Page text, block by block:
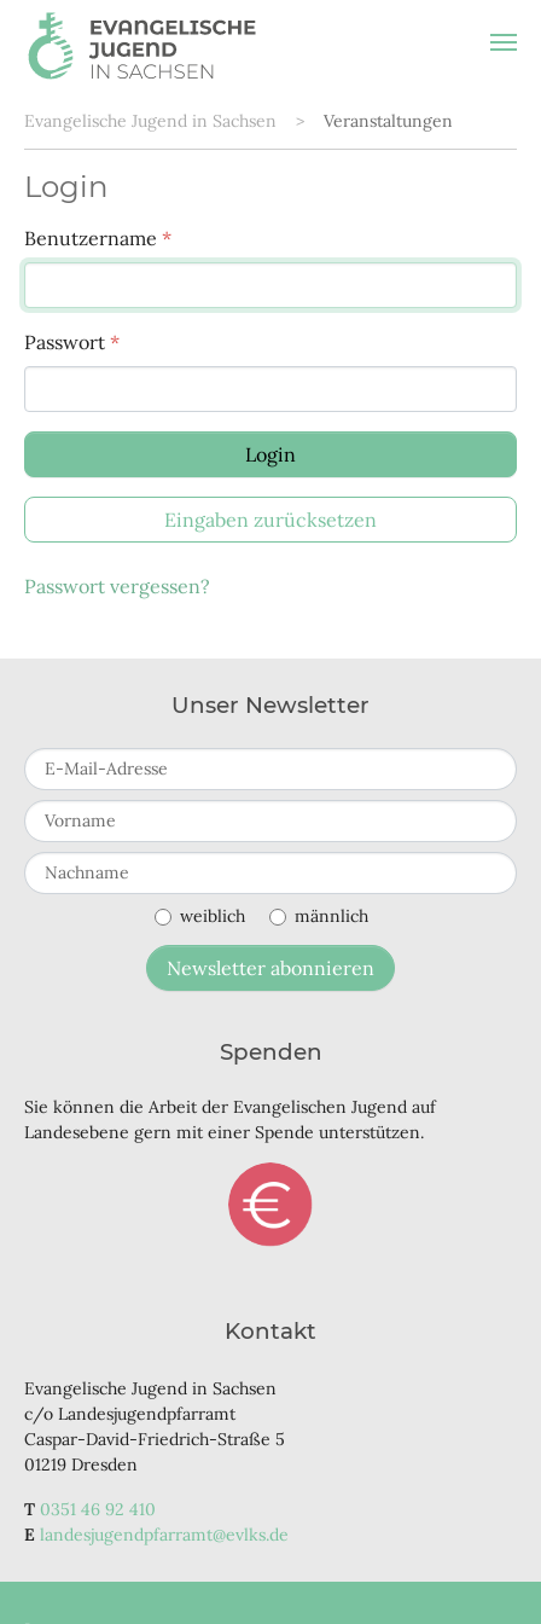
Sie sind hier:
Evangelische Jugend in Sachsen Veranstaltungen
Login
Benutzername *
Passwort *
Login
Eingaben zurücksetzen
Passwort vergessen?
Unser Newsletter
weiblich männlich
Newsletter abonnieren
Spenden
Sie können die Arbeit der Evangelischen Jugend auf
Landesebene gern mit einer Spende unterstützen.
Kontakt
Evangelische Jugend in Sachsen
c/o Landesjugendpfarramt
Caspar-David-Friedrich-Straße 5
01219 Dresden
0351 46 92 410
landesjugendpfarramt@evlks.de